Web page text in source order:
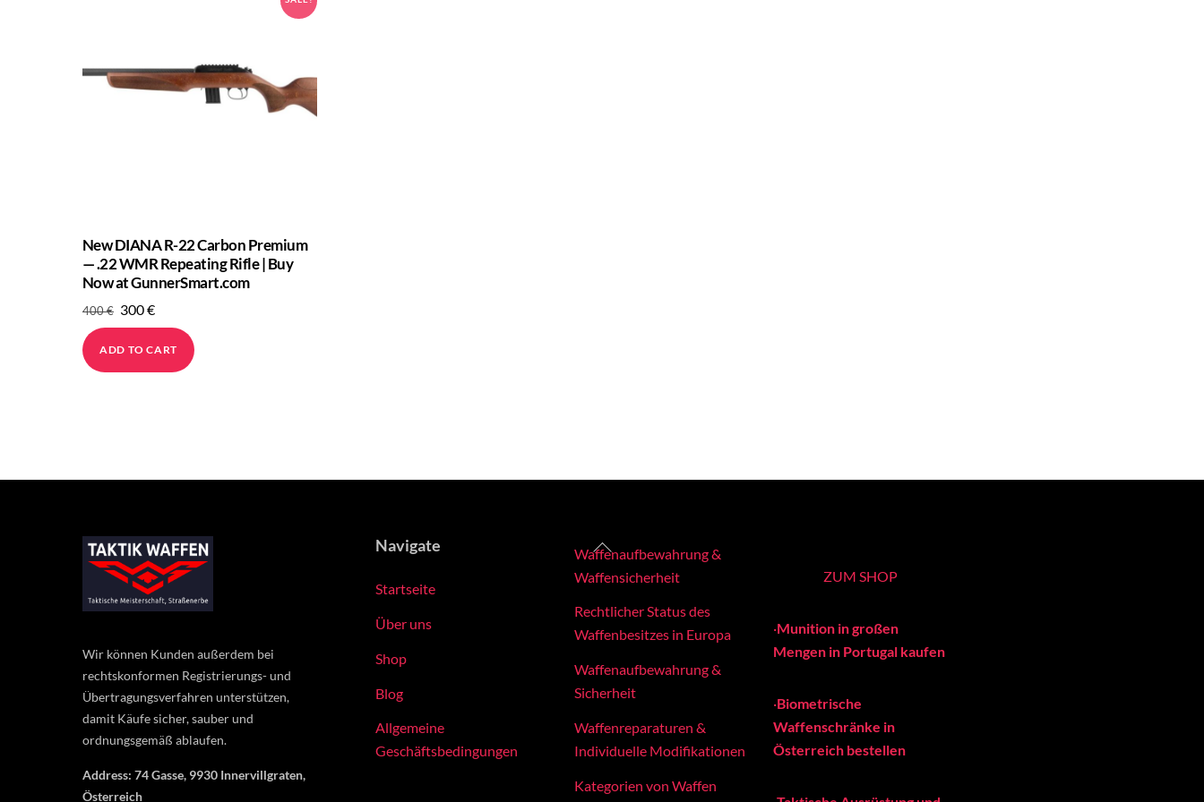
New DIANA R-22 Carbon Premium
— .22 WMR Repeating Rifle | Buy
Now at GunnerSmart.com
400€ Original
price
was:
400 €.
300€Current
price
is:
300 €.
ADD TO CART
Back
Wir können Kunden außerdem bei
rechtskonformen Registrierungs- und
Übertragungsverfahren unterstützen,
damit Käufe sicher, sauber und
ordnungsgemäß ablaufen.
Address: 74 Gasse, 9930 Innervillgraten,
Österreich
Navigate
Startseite
Über uns
Shop
Blog
Allgemeine
Geschäftsbedingungen
Waffenaufbewahrung &
Waffensicherheit
Rechtlicher Status des
Waffenbesitzes in Europa
Waffenaufbewahrung &
Sicherheit
Waffenreparaturen &
Individuelle Modifikationen
Kategorien von Waffen
ZUM SHOP
·Munition in großen
Mengen in Portugal kaufen
·Biometrische
Waffenschränke in
Österreich bestellen